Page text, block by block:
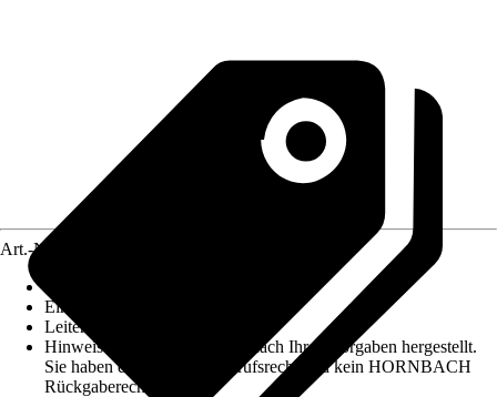
Art.-Nr.
Einheit
Leiterquerschnitt
Hinweis: Dieser Artikel wird nach Ihren Vorgaben hergestellt.
Sie haben daher kein Widerrufsrecht und kein HORNBACH
Rückgaberecht.